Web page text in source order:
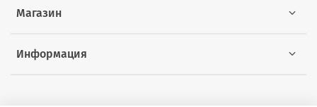
Магазин
Информация